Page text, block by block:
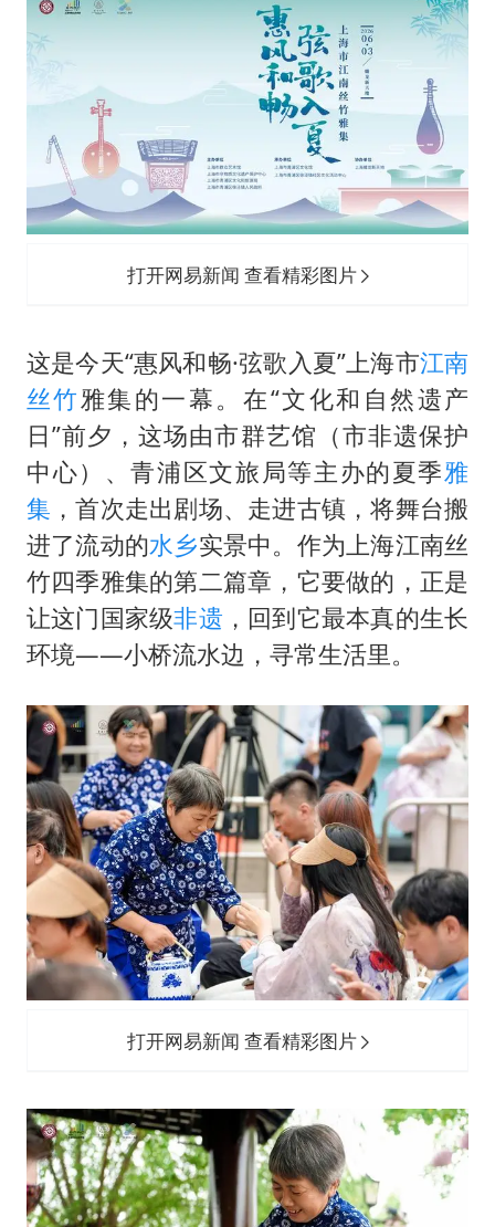
打开网易新闻 查看精彩图片
这是今天“惠风和畅·弦歌入夏”上海市江南
丝竹雅集的一幕。在“文化和自然遗产
日”前夕，这场由市群艺馆（市非遗保护
中心）、青浦区文旅局等主办的夏季雅
集 ，首次走出剧场、走进古镇，将舞台搬
进了流动的水乡实景中。作为上海江南丝
竹四季雅集的第二篇章，它要做的，正是
让这门国家级非遗 ，回到它最本真的生长
环境——小桥流水边，寻常生活里。
打开网易新闻 查看精彩图片